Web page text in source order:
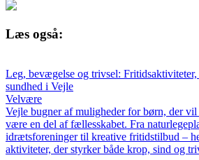
Læs også:
Leg, bevægelse og trivsel:
sundhed i Vejle
Velvære
Vejle bugner af muligheder for børn, der
være en del af fællesskabet. Fra
idrætsforeninger til kreative fritidstilbud –
aktiviteter, der styrker både krop, sind og